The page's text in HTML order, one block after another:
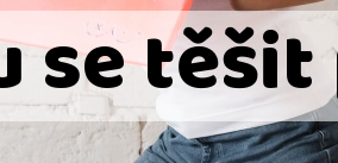
se